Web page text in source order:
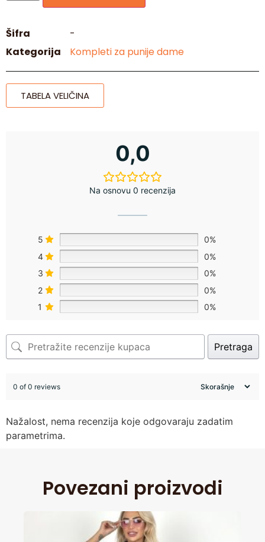
Šifra
-
Kategorija
Kompleti za punije dame
TABELA VELIČINA
0,0
Na osnovu 0 recenzija
5
0%
4
0%
3
0%
2
0%
1
0%
Pretraga
0 of 0 reviews
Nažalost, nema recenzija koje odgovaraju zadatim
parametrima.
Povezani proizvodi